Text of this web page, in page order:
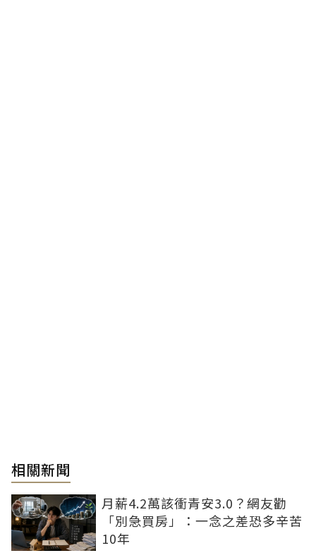
相關新聞
月薪4.2萬該衝青安3.0？網友勸
「別急買房」：一念之差恐多辛苦
10年